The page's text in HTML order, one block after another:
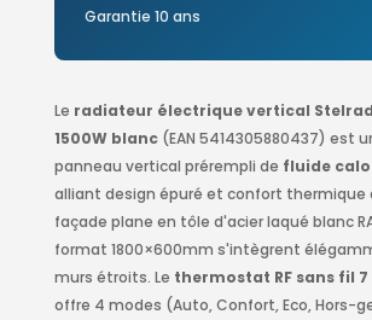
Garantie 10 ans
Le radiateur électrique vertical Stelrad
1500W blanc(EAN 5414305880437) est
panneau vertical prérempli de fluide
alliant design épuré et confort thermique
façade plane en tôle d'acier laqué blanc
format 1800×600mm s'intègrent
murs étroits. Le thermostat RF sans fil
offre 4 modes (Auto, Confort, Eco, Hors-